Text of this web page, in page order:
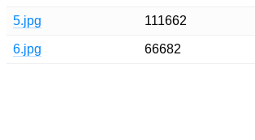
5.jpg 111662
6.jpg 66682